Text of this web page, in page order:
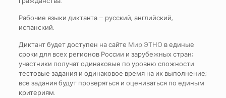
Рабочие языки диктанта – русский, английский,
испанский.
Диктант будет доступен на сайте Мир ЭТНО в единые
сроки для всех регионов России и зарубежных стран;
участники получат одинаковые по уровню сложности
тестовые задания и одинаковое время на их выполнение;
все задания будут проверяться и оцениваться по единым
критериям.